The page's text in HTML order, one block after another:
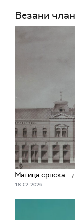
Везани
Матица српска –
18. 02. 2026.